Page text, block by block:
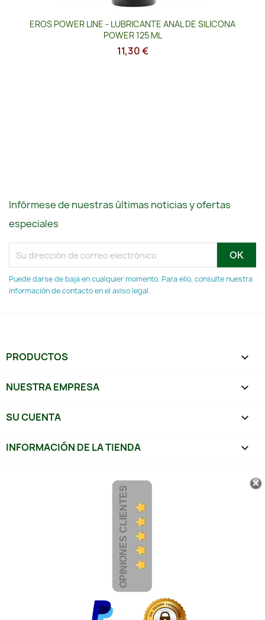
EROS POWER LINE - LUBRICANTE ANAL DE SILICONA
POWER 125 ML
11,30 €
Infórmese de nuestras últimas noticias y ofertas
especiales
Puede darse de baja en cualquier momento. Para ello, consulte nuestra
información de contacto en el aviso legal.
PRODUCTOS 
NUESTRA EMPRESA 
SU CUENTA 
INFORMACIÓN DE LA TIENDA keyboard_arrow_down
OPINIONES CLIENTES